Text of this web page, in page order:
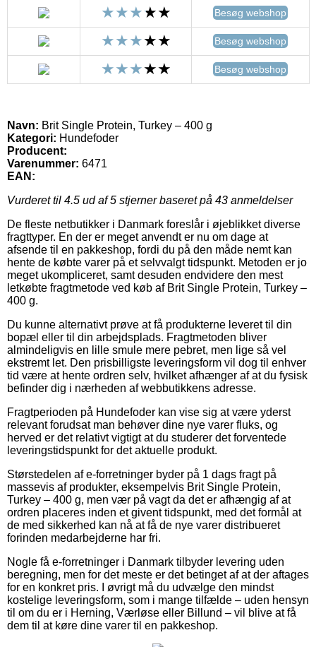
Besøg webshop
Besøg webshop
Besøg webshop
Navn: Brit Single Protein, Turkey – 400 g
Kategori: Hundefoder
Producent:
Varenummer: 6471
EAN:
Vurderet til 4.5 ud af 5 stjerner baseret på 43 anmeldelser
De fleste netbutikker i Danmark foreslår i øjeblikket diverse
fragttyper. En der er meget anvendt er nu om dage at
afsende til en pakkeshop, fordi du på den måde nemt kan
hente de købte varer på et selvvalgt tidspunkt. Metoden er jo
meget ukompliceret, samt desuden endvidere den mest
letkøbte fragtmetode ved køb af Brit Single Protein, Turkey –
400 g.
Du kunne alternativt prøve at få produkterne leveret til din
bopæl eller til din arbejdsplads. Fragtmetoden bliver
almindeligvis en lille smule mere pebret, men lige så vel
ekstremt let. Den prisbilligste leveringsform vil dog til enhver
tid være at hente ordren selv, hvilket afhænger af at du fysisk
befinder dig i nærheden af webbutikkens adresse.
Fragtperioden på Hundefoder kan vise sig at være yderst
relevant forudsat man behøver dine nye varer fluks, og
herved er det relativt vigtigt at du studerer det forventede
leveringstidspunkt for det aktuelle produkt.
Størstedelen af e-forretninger byder på 1 dags fragt på
massevis af produkter, eksempelvis Brit Single Protein,
Turkey – 400 g, men vær på vagt da det er afhængig af at
ordren placeres inden et givent tidspunkt, med det formål at
de med sikkerhed kan nå at få de nye varer distribueret
forinden medarbejderne har fri.
Nogle få e-forretninger i Danmark tilbyder levering uden
beregning, men for det meste er det betinget af at der aftages
for en konkret pris. I øvrigt må du udvælge den mindst
kostelige leveringsform, som i mange tilfælde – uden hensyn
til om du er i Herning, Værløse eller Billund – vil blive at få
dem til at køre dine varer til en pakkeshop.